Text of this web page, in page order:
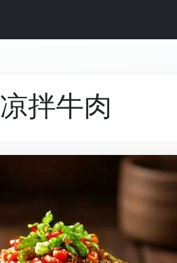
凉拌牛肉